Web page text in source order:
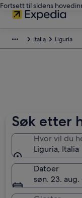
Fortsett til sidens
Italia Liguria
Søk etter
Hvor vil du
Liguria, Italia
Datoer
søn. 23.